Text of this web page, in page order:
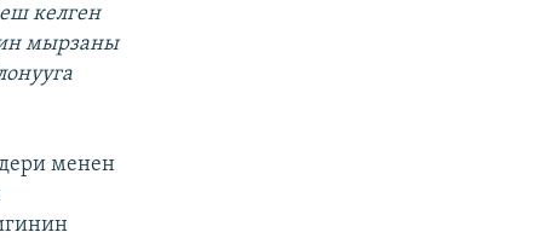
келген
мырзаны
менен